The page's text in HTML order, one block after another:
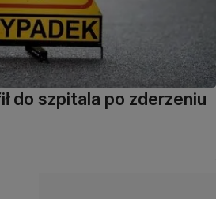
do szpitala po zderzeniu